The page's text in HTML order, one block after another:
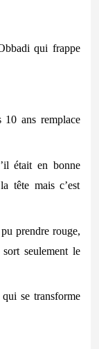
qui frappe
10 ans remplace
était en bonne
tête mais c’est
prendre rouge,
seulement le
se transforme